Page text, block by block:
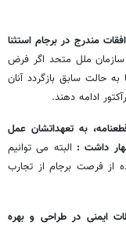
مندرج در برجام استثنا
امنیت سازمان ملل متحد اگر فرض
حالت سابق بازگردد آنان
ادامه دهند.
به تعهداتشان عمل
داشت : البته می توانیم
از فرصت برجام از تجارب
ایمنی در طراحی و بهره